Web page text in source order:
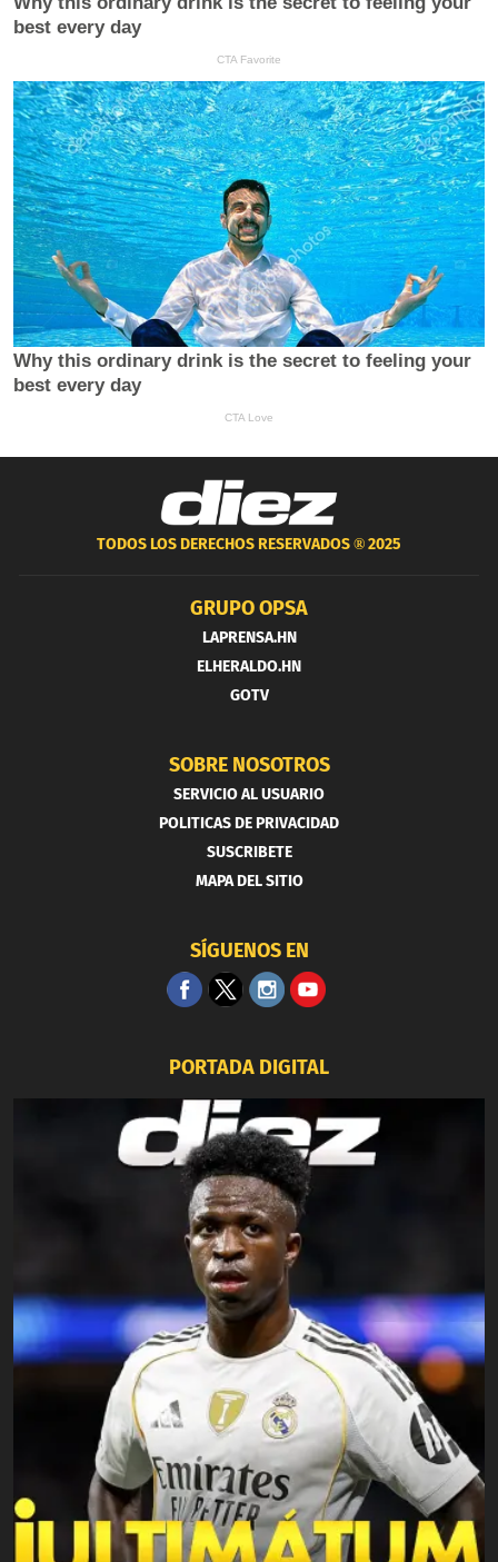
TODOS LOS DERECHOS RESERVADOS ®2025
GRUPO OPSA
LAPRENSA.HN
ELHERALDO.HN
GOTV
SOBRE NOSOTROS
SERVICIO AL USUARIO
POLITICAS DE PRIVACIDAD
SUSCRIBETE
MAPA DEL SITIO
SÍGUENOS EN
PORTADA DIGITAL